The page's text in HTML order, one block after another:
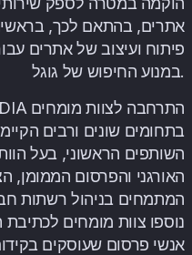
אתרים, בהתאם לכך,
פיתוח ועיצוב של אתרים
במנוע החיפוש של גוגל.
בתחומים שונים ורבים
השותפים הראשוני, בעל
האורגני והפרסום הממומן,
המתמחים בניהול רשתות
נוספו צוות מומחים לכתיבת
אנשי פרסום שעוסקים